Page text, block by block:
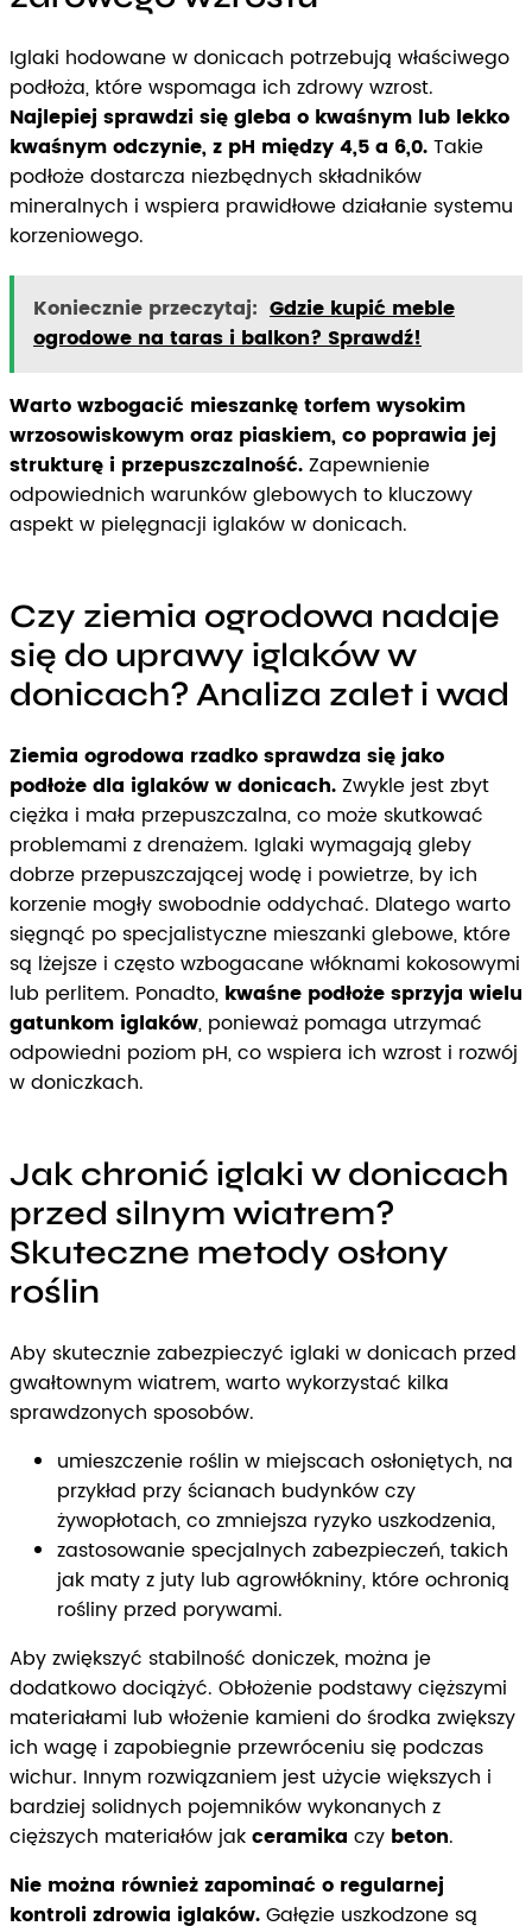
Iglaki hodowane w donicach potrzebują właściwego
podłoża, które wspomaga ich zdrowy wzrost.
Najlepiej sprawdzi się gleba o kwaśnym lub lekko
kwaśnym odczynie, z pH między 4,5 a 6,0.Takie
podłoże dostarcza niezbędnych składników
mineralnych i wspiera prawidłowe działanie systemu
korzeniowego.
Koniecznie przeczytaj: Gdzie kupić meble
ogrodowe na taras i balkon? Sprawdź!
Warto wzbogacić mieszankę torfem wysokim
wrzosowiskowym oraz piaskiem, co poprawia jej
strukturę i przepuszczalność.Zapewnienie
odpowiednich warunków glebowych to kluczowy
aspekt w pielęgnacji iglaków w donicach.
Czy ziemia ogrodowa nadaje
się do uprawy iglaków w
donicach? Analiza zalet i wad
Ziemia ogrodowa rzadko sprawdza się jako
podłoże dla iglaków w donicach.Zwykle jest zbyt
ciężka i mała przepuszczalna, co może skutkować
problemami z drenażem. Iglaki wymagają gleby
dobrze przepuszczającej wodę i powietrze, by ich
korzenie mogły swobodnie oddychać. Dlatego warto
sięgnąć po specjalistyczne mieszanki glebowe, które
są lżejsze i często wzbogacane włóknami kokosowymi
lub perlitem. Ponadto, kwaśne podłoże sprzyja wielu
gatunkom iglaków, ponieważ pomaga utrzymać
odpowiedni poziom pH, co wspiera ich wzrost i rozwój
w doniczkach.
Jak chronić iglaki w donicach
przed silnym wiatrem?
Skuteczne metody osłony
roślin
Aby skutecznie zabezpieczyć iglaki w donicach przed
gwałtownym wiatrem, warto wykorzystać kilka
sprawdzonych sposobów.
umieszczenie roślin w miejscach osłoniętych, na
przykład przy ścianach budynków czy
żywopłotach, co zmniejsza ryzyko uszkodzenia,
zastosowanie specjalnych zabezpieczeń, takich
jak maty z juty lub agrowłókniny, które ochronią
rośliny przed porywami.
Aby zwiększyć stabilność doniczek, można je
dodatkowo dociążyć. Obłożenie podstawy cięższymi
materiałami lub włożenie kamieni do środka zwiększy
ich wagę i zapobiegnie przewróceniu się podczas
wichur. Innym rozwiązaniem jest użycie większych i
bardziej solidnych pojemników wykonanych z
cięższych materiałów jakceramika czy beton.
Nie można również zapominać o regularnej
kontroli zdrowia iglaków.Gałęzie uszkodzone są